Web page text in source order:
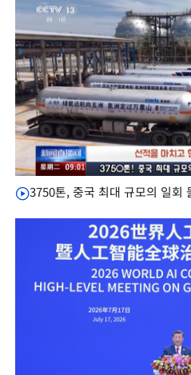
3750톤, 중국 최대 규모의 일회